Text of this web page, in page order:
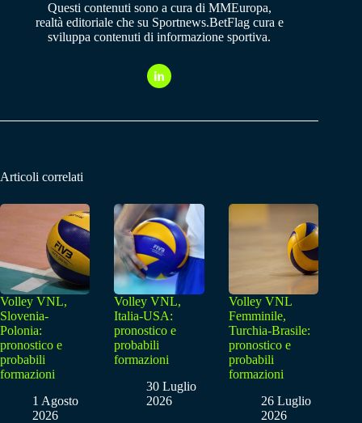
Questi contenuti sono a cura di MMEuropa,
realtà editoriale che su Sportnews.BetFlag cura e
sviluppa contenuti di informazione sportiva.
Articoli correlati
Volley VNL,
Slovenia-
Polonia:
pronostico e
probabili
formazioni
1 Agosto
2026
Volley VNL,
Italia-USA:
pronostico e
probabili
formazioni
30 Luglio
2026
Volley VNL
Femminile,
Turchia-Brasile:
pronostico e
probabili
formazioni
26 Luglio
2026